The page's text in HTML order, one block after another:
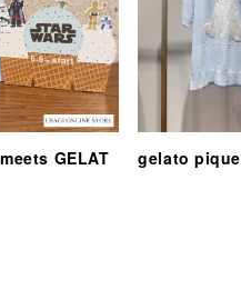
GELAT
gelato pique